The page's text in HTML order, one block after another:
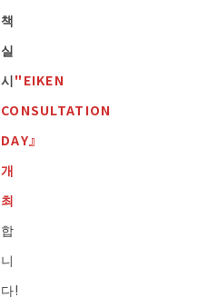
책
실
시"EIKEN
CONSULTATION
DAY』
개
최
합
니
다!